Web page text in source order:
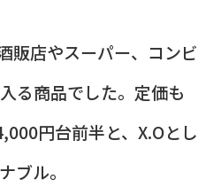
販店やスーパー、コンビ
る商品でした。定価も
円台前半と、X.Oとし
ブル。